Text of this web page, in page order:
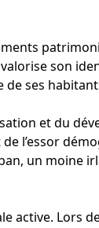
son
ses
et du
l’essor
un moine
active. Lors